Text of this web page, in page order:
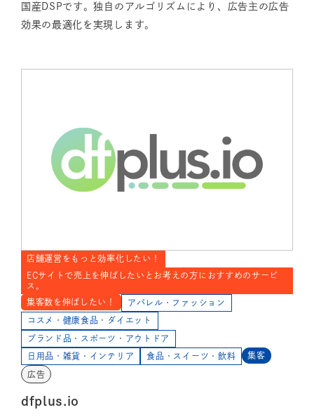
国産DSPです。独自のアルゴリズムにより、広告主の広告
効果の最適化を実現します。
店舗運営をもっと効率化したい！
ECサイトで売上を伸ばしたいとお考えの方におすすめのサービ
ス。
集客数を伸ばしたい！
アパレル・ファッション
コスメ・健康食品・ダイエット
ブランド品・スポーツ・アウトドア
日用品・雑貨・インテリア 食品・スイーツ・飲料 集客
広告
dfplus.io